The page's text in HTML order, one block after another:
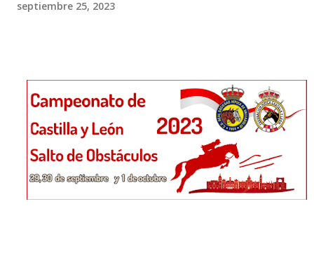
septiembre 25, 2023